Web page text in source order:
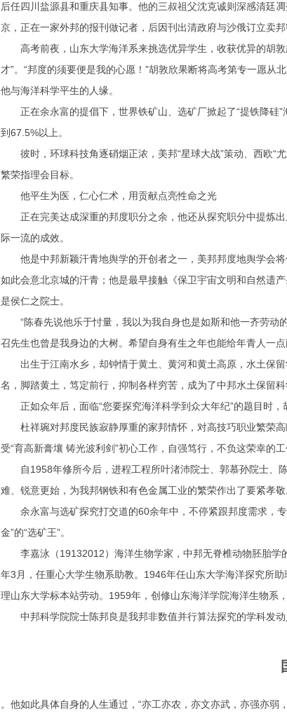
后任四川盐源县和重庆县知事。他的三叔祖父沈克诚则深感清廷
京，正在一家外邦的报刊做记者，后因刊出清政府与沙俄订立卖邦
高考前夜，山东大学海洋系来挑选优异学生，收获优异的胡敦
才”。“邦度的须要便是我的心愿！”胡敦欣果断将高考第专一愿从
他与海洋科学平生的人缘。
正在余永富的提倡下，世界铁矿山、选矿厂掀起了“提铁降硅”
到67.5%以上。
彼时，环球科技角逐硝烟正浓，美邦“星球大战”策动、西欧“
繁荣指理会目标。
他平生为医，仁心仁术，用贡献点亮性命之光
正在完美达成深重的邦度职分之余，他还从探究职分中提炼出
际一流的成效。
他是中邦新颖汗青地舆学的开创者之一，美邦邦度地舆学会将
如此会意北京城的汗青；他是最早接触《保卫宇宙文明和自然遗
是侯仁之院士。
“陈春先说他乐于忖量，我以为我自身也是如斯和他一齐劳动
召先生也曾是我身边的大树。希望自身有生之年也能给年青人一
出生于江南水乡，却钟情于黄土、黄河和黄土高原，水土保留
名，脚踏黄土，笃定前行，抑制各样穷苦，成为了中邦水土保留科
正如众年后，面临“您要探究海洋科学到众大年纪”的题目时，
杜祥琬对邦度民族寂静厚重的家邦情怀，对高技巧职业繁荣高
受“育高新膏壤 铸光波利剑”初心工作，自强笃行，不负这荣幸的工
自1958年修所今后，进程工程所叶渚沛院士、郭慕孙院士、
难、锐意更始，为我邦钢铁和有色金属工业的繁荣作出了要紧孝敬
余永富与选矿探究打交道的60余年中，不停紧跟邦度需求，专
金”的“选矿王”。
李嘉泳（19132012）海洋生物学家，中邦无脊椎动物胚胎学
年3月，任重心大学生物系助教。1946年任山东大学海洋探究所
理山东大学标本站劳动。1959年，创修山东海洋学院海洋生物系
中邦科学院院士陈邦良是我邦非数值并行算法探究的学科发动
。他如此具体自身的人生通过，“亦工亦农，亦文亦武，亦强亦弱